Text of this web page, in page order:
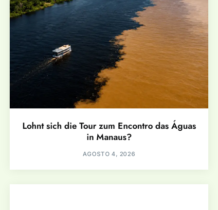
Lohnt sich die Tour zum Encontro das Águas
in Manaus?
AGOSTO 4, 2026